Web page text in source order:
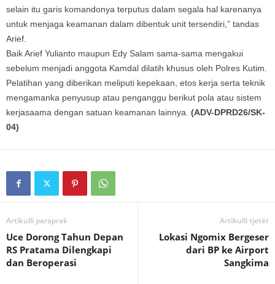
selain itu garis komandonya terputus dalam segala hal karenanya
untuk menjaga keamanan dalam dibentuk unit tersendiri,” tandas
Arief.
Baik Arief Yulianto maupun Edy Salam sama-sama mengakui
sebelum menjadi anggota Kamdal dilatih khusus oleh Polres Kutim.
Pelatihan yang diberikan meliputi kepekaan, etos kerja serta teknik
mengamanka penyusup atau penganggu berikut pola atau sistem
kerjasaama dengan satuan keamanan lainnya. (ADV-DPRD26/SK-
04)
Artikulli paraprak
Uce Dorong Tahun Depan
RS Pratama Dilengkapi
dan Beroperasi
Artikulli tjetër
Lokasi Ngomix Bergeser
dari BP ke Airport
Sangkima